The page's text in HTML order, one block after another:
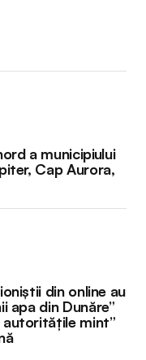
a municipiului
Cap Aurora,
din online au
apa din Dunăre”
autoritățile mint”